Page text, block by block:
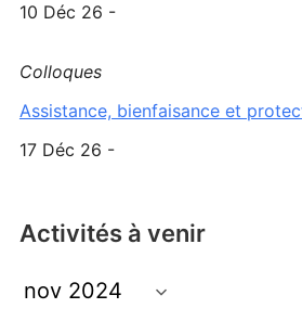
10 Déc 26 -
Colloques
Assistance, bienfaisance et
17 Déc 26 -
Activités à venir